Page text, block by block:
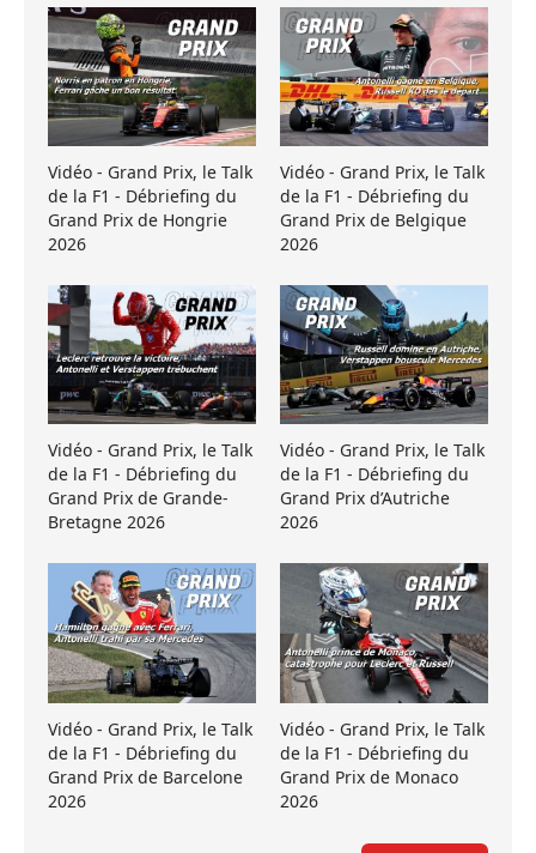
Vidéo - Grand Prix, le Talk
de la F1 - Débriefing du
Grand Prix de Hongrie
2026
Vidéo - Grand Prix, le Talk
de la F1 - Débriefing du
Grand Prix de Belgique
2026
Vidéo - Grand Prix, le Talk
de la F1 - Débriefing du
Grand Prix de Grande-
Bretagne 2026
Vidéo - Grand Prix, le Talk
de la F1 - Débriefing du
Grand Prix d’Autriche
2026
Vidéo - Grand Prix, le Talk
de la F1 - Débriefing du
Grand Prix de Barcelone
2026
Vidéo - Grand Prix, le Talk
de la F1 - Débriefing du
Grand Prix de Monaco
2026